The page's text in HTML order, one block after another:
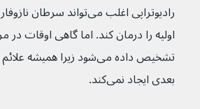
رادیوتراپی اغلب می‌تواند
اولیه را درمان کند. اما گاهی اوقات در
تشخیص داده می‌شود زیرا
بعدی ایجاد نمی‌کند.